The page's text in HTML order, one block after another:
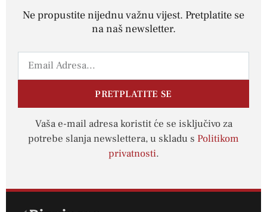
Ne propustite nijednu važnu vijest. Pretplatite se
na naš newsletter.
PRETPLATITE SE
Vaša e-mail adresa koristit će se isključivo za
potrebe slanja newslettera, u skladu s Politikom
privatnosti.